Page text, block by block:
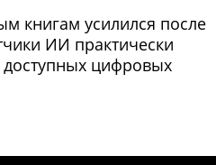
книгам усилился после
ИИ практически
цифровых